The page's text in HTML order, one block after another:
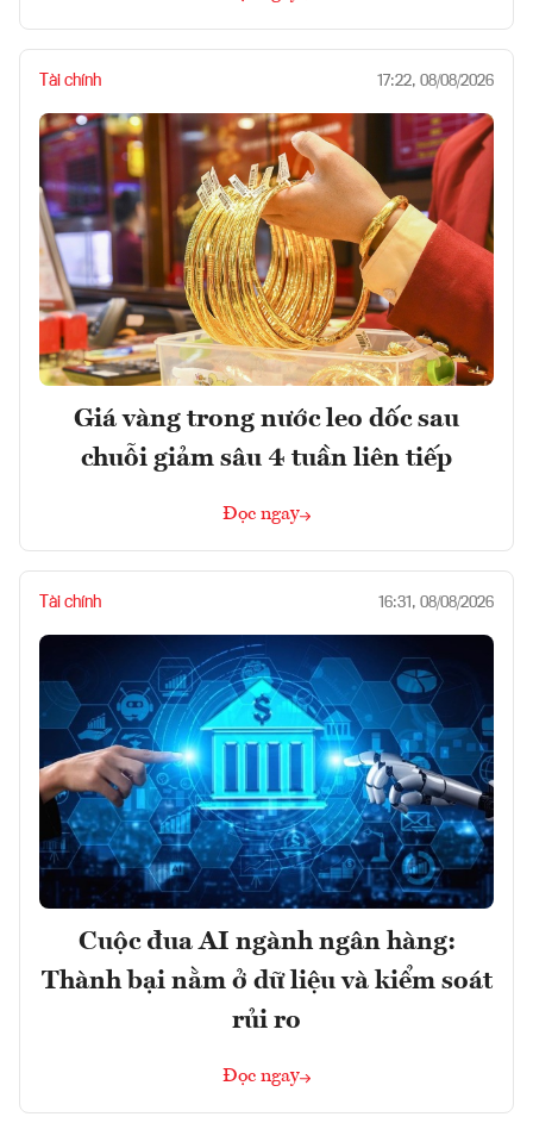
Tài chính 17:22, 08/08/2026
Giá vàng trong nước leo dốc sau
chuỗi giảm sâu 4 tuần liên tiếp
Đọc ngay
Tài chính 16:31, 08/08/2026
Cuộc đua AI ngành ngân hàng:
Thành bại nằm ở dữ liệu và kiểm soát
rủi ro
Đọc ngay